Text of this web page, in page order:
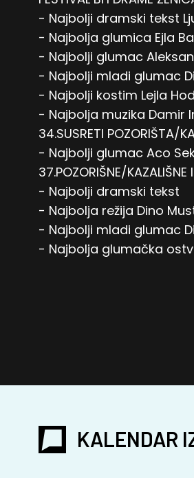
- Najbolji dramski tekst
- Najbolja glumica Ejla
- Najbolji glumac
- Najbolji mladi glumac
- Najbolji kostim Lejla
- Najbolja muzika Damir
34.SUSRETI POZORIŠTA/
- Najbolji glumac Aco
37.POZORIŠNE/KAZALIŠNE
- Najbolji dramski tekst
- Najbolja režija Dino
- Najbolji mladi glumac
- Najbolja glumačka
KALENDAR